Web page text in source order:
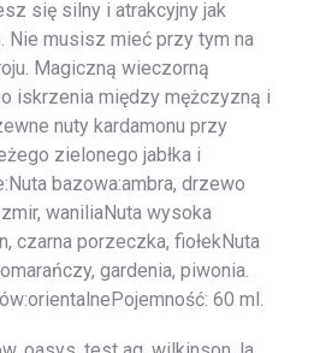
się silny i atrakcyjny jak
Nie musisz mieć przy tym na
Magiczną wieczorną
iskrzenia między mężczyzną i
nuty kardamonu przy
zielonego jabłka i
bazowa:ambra, drzewo
waniliaNuta wysoka
czarna porzeczka, fiołekNuta
gardenia, piwonia.
60 ml.